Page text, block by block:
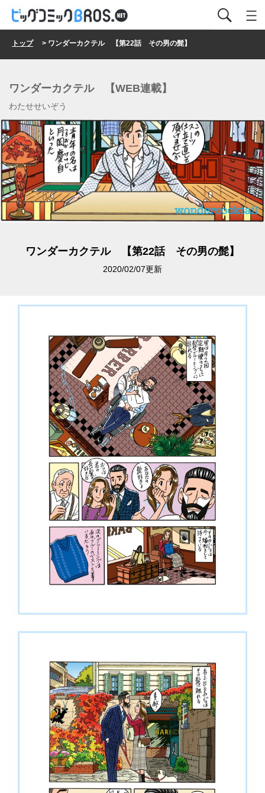
トップ> ワンダーカクテル 【第22話 その男の髭】
ワンダーカクテル 【WEB連載】
わたせせいぞう
ワンダーカクテル 【第22話 その男の髭】
2020/02/07更新